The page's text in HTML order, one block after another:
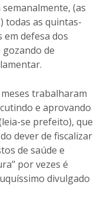
(as
todas as quintas-
defesa dos
de
trabalharam
e aprovando
se prefeito), que
dever de fiscalizar
de saúde e
por vezes é
divulgado